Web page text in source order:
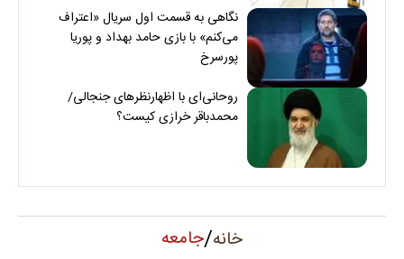
نگاهی به قسمت اول سریال «اعتراف
می‌کنم» با بازی حامد بهداد و پوریا
پورسرخ
روحانی‌ای با اظهارنظرهای جنجالی/
محمدباقر خرازی کیست؟
خانه/جامعه